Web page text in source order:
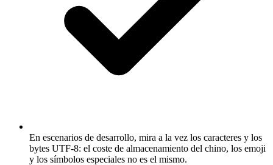
En escenarios de desarrollo, mira a la vez los caracteres y los
bytes UTF-8: el coste de almacenamiento del chino, los emoji
y los símbolos especiales no es el mismo.